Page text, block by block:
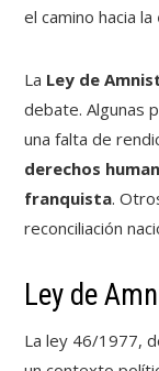
el camino hacia la
La Ley de
debate. Algunas
una falta de
derechos
franquista.
reconciliación
Ley de
La ley 46/1977,